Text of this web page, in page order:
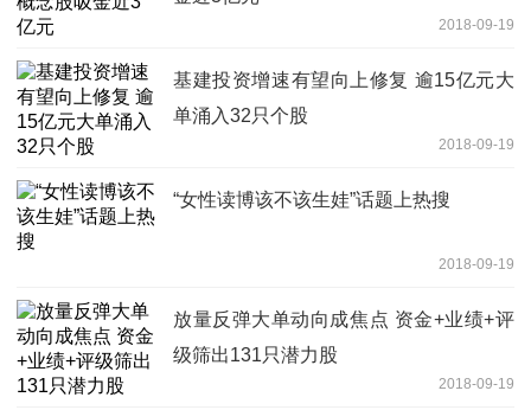
2018-09-19
基建投资增速有望向上修复 逾15亿元大
单涌入32只个股
2018-09-19
“女性读博该不该生娃”话题上热搜
2018-09-19
放量反弹大单动向成焦点 资金+业绩+评
级筛出131只潜力股
2018-09-19